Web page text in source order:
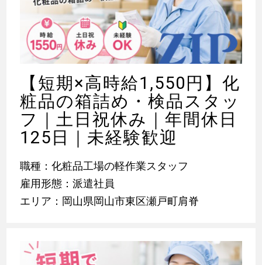
【短期×高時給1,550円】化
粧品の箱詰め・検品スタッ
フ｜土日祝休み｜年間休日
125日｜未経験歓迎
職種：化粧品工場の軽作業スタッフ
雇用形態：派遣社員
エリア：岡山県岡山市東区瀬戸町肩脊